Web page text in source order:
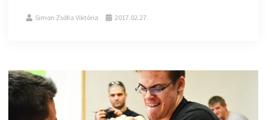
Simon Zsófia Viktória 2017.02.27.